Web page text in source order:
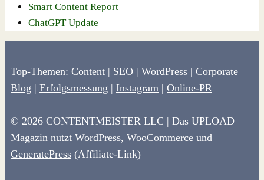
Smart Content Report
ChatGPT Update
Top-Themen: Content | SEO | WordPress | Corporate
Blog | Erfolgsmessung | Instagram | Online-PR
© 2026 CONTENTMEISTER LLC | Das UPLOAD
Magazin nutzt WordPress, WooCommerce und
GeneratePress (Affiliate-Link)